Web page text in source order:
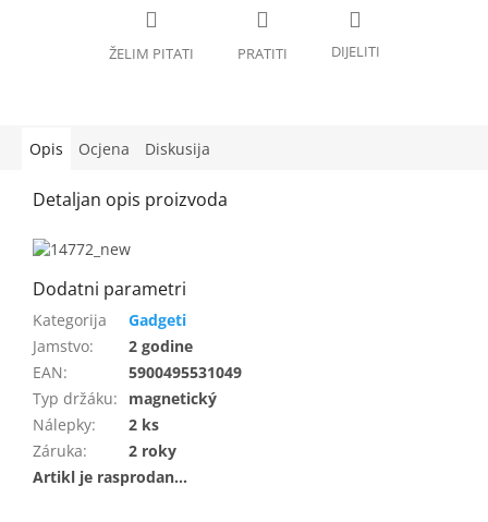
Opis Ocjena Diskusija
Gadgeti
Jamstvo:
2 godine
EAN:
5900495531049
Typ držáku:
magnetický
Nálepky:
2 ks
Záruka: 2 roky